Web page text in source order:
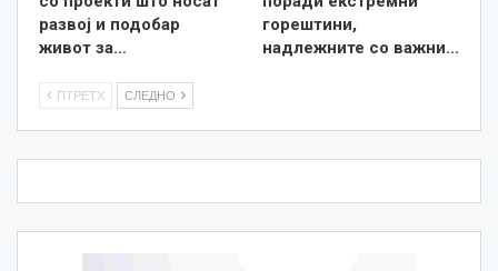
развој и подобар
живот за…
горештини,
надлежните со важни…
ПТРЕТХ СЛЕДНО